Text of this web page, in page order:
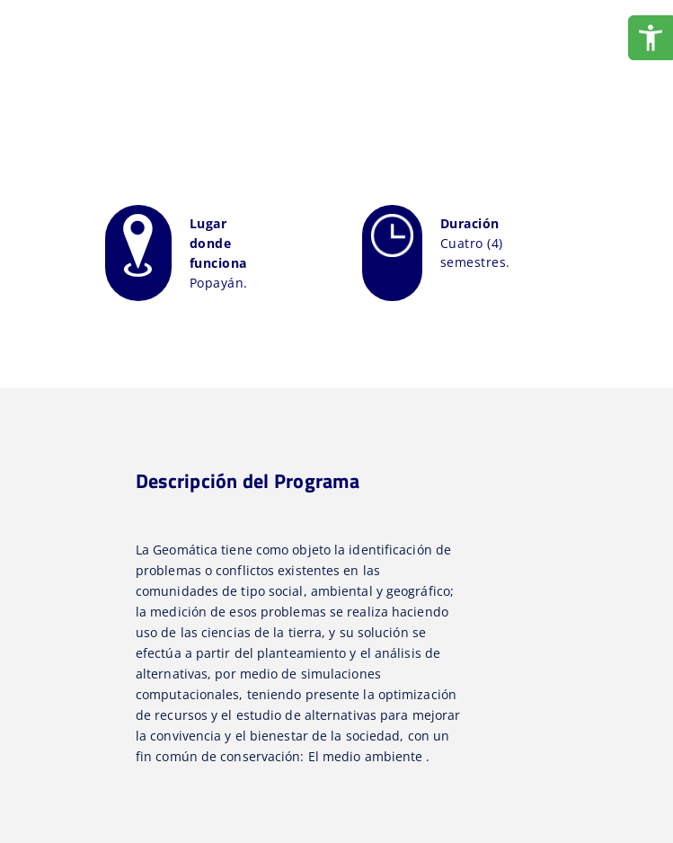
Lugar
donde
funciona
Popayán.
Duración
Cuatro (4)
semestres.
Descripción del Programa
La Geomática tiene como objeto la identificación de
problemas o conflictos existentes en las
comunidades de tipo social, ambiental y geográfico;
la medición de esos problemas se realiza haciendo
uso de las ciencias de la tierra, y su solución se
efectúa a partir del planteamiento y el análisis de
alternativas, por medio de simulaciones
computacionales, teniendo presente la optimización
de recursos y el estudio de alternativas para mejorar
la convivencia y el bienestar de la sociedad, con un
fin común de conservación: El medio ambiente .